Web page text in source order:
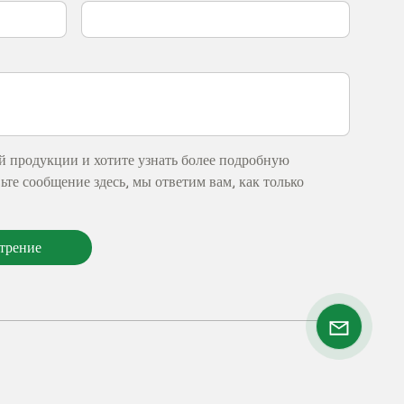
и хотите узнать более подробную
сообщение здесь, мы ответим вам, как только